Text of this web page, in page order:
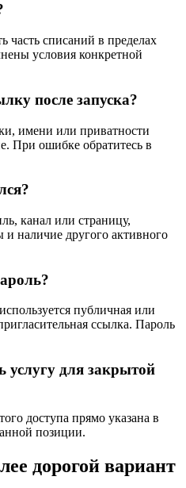
часть списаний в пределах
условия конкретной
после запуска?
имени или приватности
При ошибке обратитесь в
канал или страницу,
наличие другого активного
публичная или
ссылка. Пароль
услугу для закрытой
доступа прямо указана в
позиции.
дорогой вариант